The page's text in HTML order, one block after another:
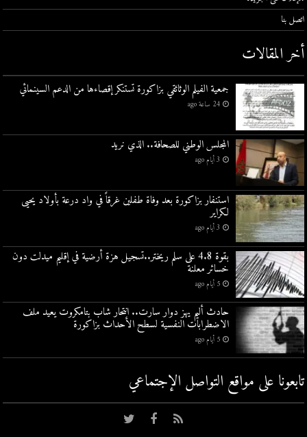
اتصل بنا
أخر المقالات
جمعية الفيلم الوثائقي بزاكورة تستنكر إقصاءها من الدعم السينمائي
24 ساعة ago
المجلس الوطني للصحافة.. الذي نريد
3 أيام ago
استنفار بزاكورة بعد وفاة طفلين غرقاً في واد درعة بأولاد يحيى
لكراير
3 أيام ago
بقوة 4.8 على سلم ريختر..تسجيل هزة أرضية في إقليم ميدلت دون
خسائر معلنة
5 أيام ago
حادث أليم يهز دوار سارت.. انتحار شاب بتامكروت يعيد ملف
الاضطرابات النفسية لسطح الأحداث بزاكورة
5 أيام ago
تابعونا على مواقع التواصل اﻹجتماعي